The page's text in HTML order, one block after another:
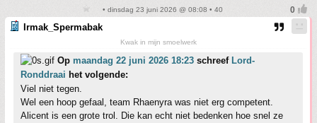
• dinsdag 23 juni 2026 @ 08:08 • 40
Irmak_Spermabak
Kwak in mijn smoelwerk
Op maandag 22 juni 2026 18:23 schreef Lord-
Ronddraai het volgende:
Viel niet tegen.
Wel een hoop gefaal, team Rhaenyra was niet erg competent.
Alicent is een grote trol. Die kan echt niet bedenken hoe snel ze